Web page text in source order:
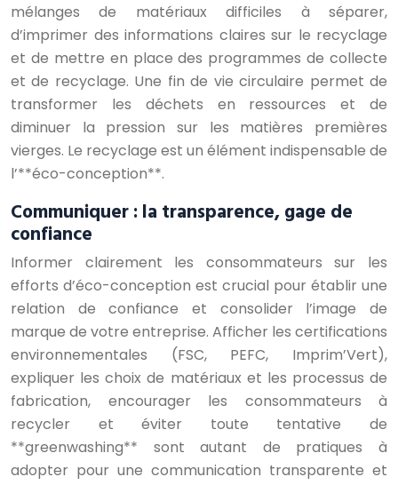
mélanges de matériaux difficiles à séparer,
d’imprimer des informations claires sur le recyclage
et de mettre en place des programmes de collecte
et de recyclage. Une fin de vie circulaire permet de
transformer les déchets en ressources et de
diminuer la pression sur les matières premières
vierges. Le recyclage est un élément indispensable de
l’**éco-conception**.
Communiquer : la transparence, gage de
confiance
Informer clairement les consommateurs sur les
efforts d’éco-conception est crucial pour établir une
relation de confiance et consolider l’image de
marque de votre entreprise. Afficher les certifications
environnementales (FSC, PEFC, Imprim’Vert),
expliquer les choix de matériaux et les processus de
fabrication, encourager les consommateurs à
recycler et éviter toute tentative de
**greenwashing** sont autant de pratiques à
adopter pour une communication transparente et